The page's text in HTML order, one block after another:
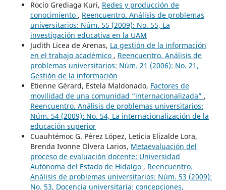
Rocío Grediaga Kuri, Redes y producción de
conocimiento , Reencuentro. Análisis de problemas
universitarios: Núm. 55 (2009): No. 55, La
investigación educativa en la UAM
Judith Licea de Arenas, La gestión de la información
en el trabajo académico , Reencuentro. Análisis de
problemas universitarios: Núm. 21 (2006): No. 21,
Gestión de la información
Etienne Gérard, Estela Maldonado, Factores de
movilidad de una comunidad “internacionalizada” ,
Reencuentro. Análisis de problemas universitarios:
Núm. 54 (2009): No. 54, La internacionalización de la
educación superior
Cuauhtémoc G. Pérez López, Leticia Elizalde Lora,
Brenda Ivonne Olvera Larios, Metaevaluación del
proceso de evaluación docente: Universidad
Autónoma del Estado de Hidalgo , Reencuentro.
Análisis de problemas universitarios: Núm. 53 (2009):
No. 53, Docencia universitaria: concepciones,